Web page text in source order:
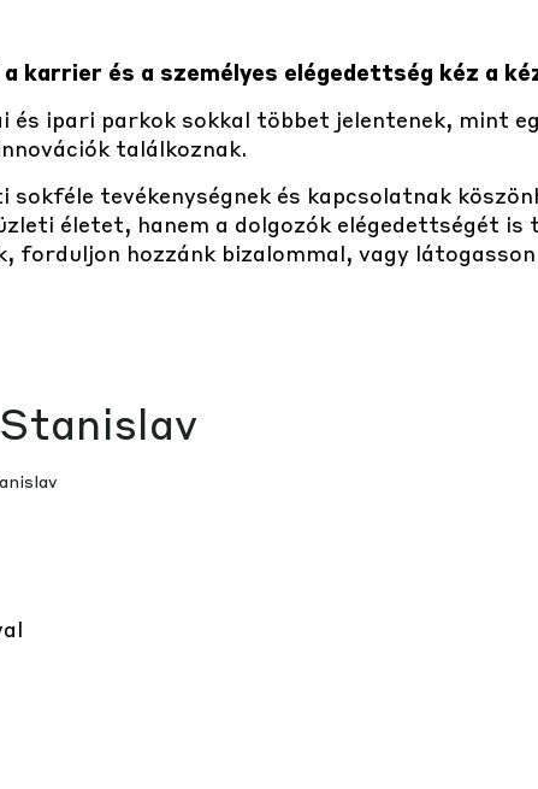
karrier és a személyes elégedettség kéz a
és ipari parkok sokkal többet jelentenek, mint
találkoznak.
tevékenységnek és kapcsolatnak
életet, hanem a dolgozók elégedettségét is
forduljon hozzánk bizalommal, vagy